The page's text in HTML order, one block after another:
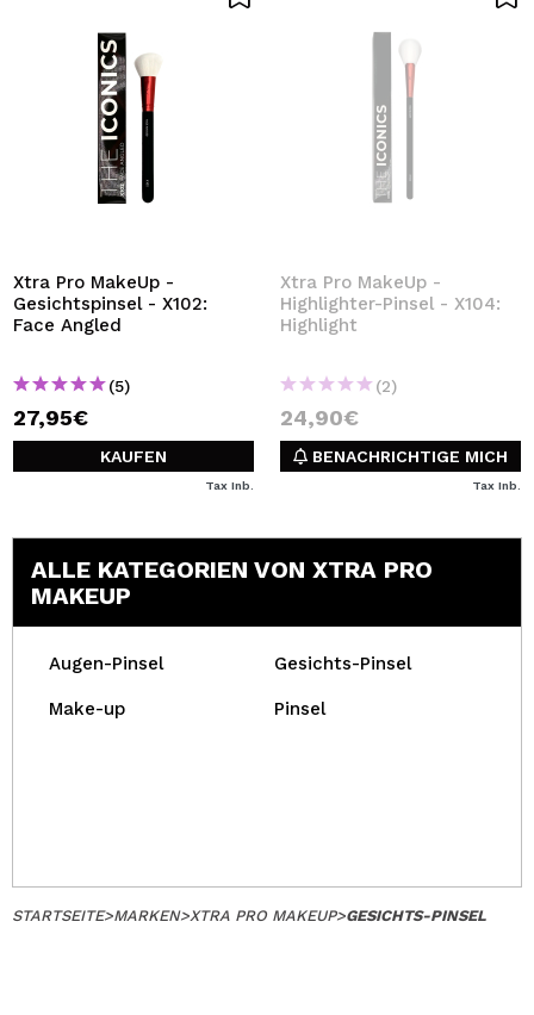
Xtra Pro MakeUp -
Gesichtspinsel - X102:
Face Angled
(5)
27,95€
KAUFEN
Tax Inb.
Xtra Pro MakeUp -
Highlighter-Pinsel - X104:
Highlight
(2)
24,90€
BENACHRICHTIGE MICH
Tax Inb.
ALLE KATEGORIEN VON XTRA PRO
MAKEUP
Augen-Pinsel Gesichts-Pinsel
Make-up Pinsel
STARTSEITE>MARKEN>XTRA PRO MAKEUP>GESICHTS-PINSEL